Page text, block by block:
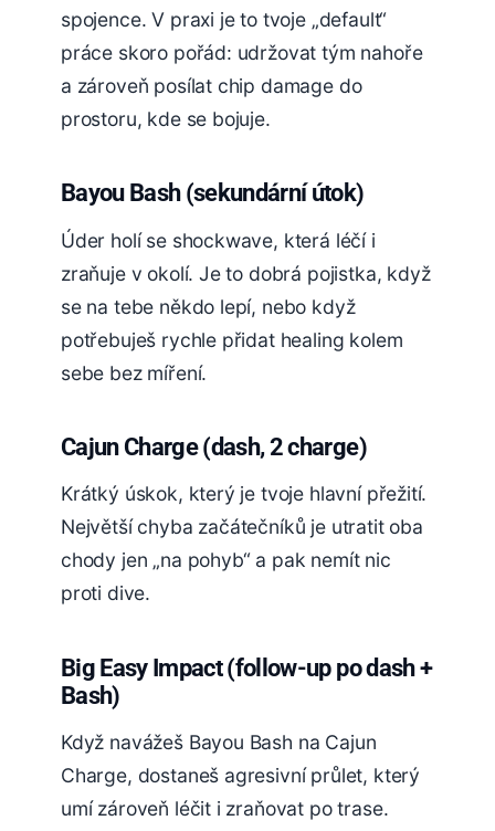
spojence. V praxi je to tvoje „default“
práce skoro pořád: udržovat tým nahoře
a zároveň posílat chip damage do
prostoru, kde se bojuje.
Bayou Bash (sekundární útok)
Úder holí se shockwave, která léčí i
zraňuje v okolí. Je to dobrá pojistka, když
se na tebe někdo lepí, nebo když
potřebuješ rychle přidat healing kolem
sebe bez míření.
Cajun Charge (dash, 2 charge)
Krátký úskok, který je tvoje hlavní přežití.
Největší chyba začátečníků je utratit oba
chody jen „na pohyb“ a pak nemít nic
proti dive.
Big Easy Impact (follow-up po dash +
Bash)
Když navážeš Bayou Bash na Cajun
Charge, dostaneš agresivní průlet, který
umí zároveň léčit i zraňovat po trase.